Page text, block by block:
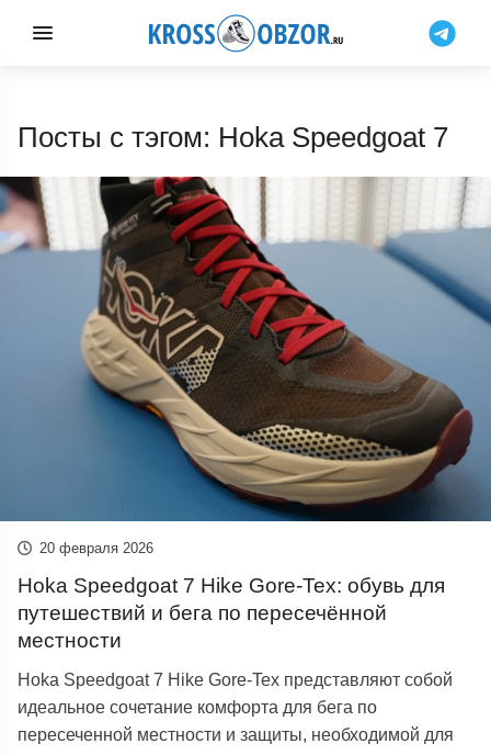
Посты с тэгом: Hoka Speedgoat 7
20 февраля 2026
Hoka Speedgoat 7 Hike Gore-Tex: обувь для
путешествий и бега по пересечённой
местности
Hoka Speedgoat 7 Hike Gore-Tex представляют собой
идеальное сочетание комфорта для бега по
пересеченной местности и защиты, необходимой для